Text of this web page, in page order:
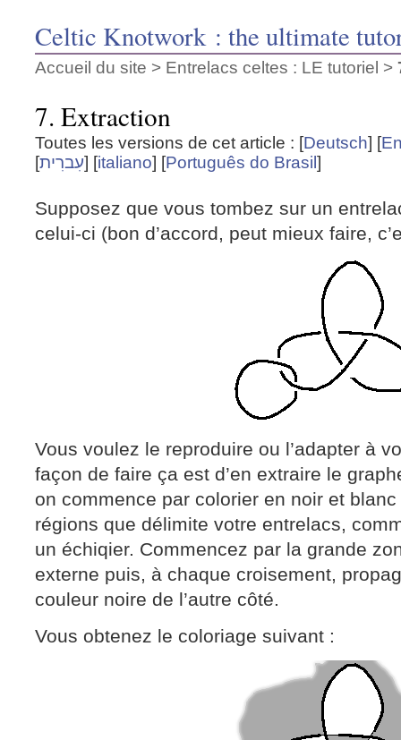
Celtic Knotwork : the ultimate
Accueil du site > Entrelacs celtes : LE tutoriel >
7. Extraction
Toutes les versions de cet article : [Deutsch] [
[עִברִית] [italiano] [Português do Brasil ]
Supposez que vous tombez sur un
celui-ci (bon d’accord, peut mieux faire,
Vous voulez le reproduire ou l’adapter à
façon de faire ça est d’en extraire le
on commence par colorier en noir et
régions que délimite votre entrelacs,
un échiqier. Commencez par la grande
externe puis, à chaque croisement,
couleur noire de l’autre côté.
Vous obtenez le coloriage suivant :